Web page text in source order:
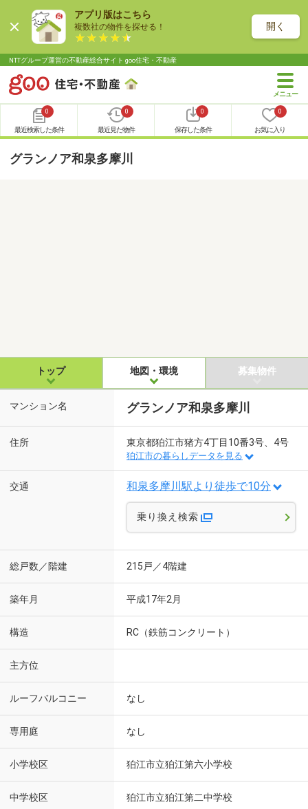
アプリ版はこちら
複数社の物件を探せる！ 開く
NTTグループ運営の不動産総合サイト goo住宅・不動産
0
最近検索した条件
0
最近見た物件
0
保存した条件
0
お気に入り
グランノア和泉多摩川
トップ 地図・環境 募集物件
マンション名 グランノア和泉多摩川
住所 東京都狛江市猪方4丁目10番3号、4号
狛江市の暮らしデータを見る
交通 和泉多摩川駅より徒歩で10分
乗り換え検索
総戸数／階建 215戸／4階建
築年月 平成17年2月
構造 RC（鉄筋コンクリート）
主方位
ルーフバルコニー なし
専用庭 なし
小学校区 狛江市立狛江第六小学校
中学校区 狛江市立狛江第二中学校